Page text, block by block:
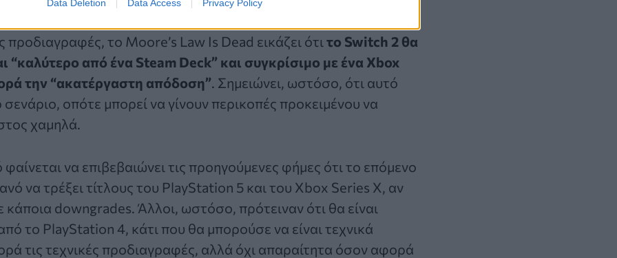
Data Deletion Data Access Privacy Policy
προδιαγραφές, το Moore’s Law Is Dead εικάζει ότι το Switch 2 θα
“καλύτερο από ένα Steam Deck” και συγκρίσιμο με ένα Xbox
την “ακατέργαστη απόδοση” . Σημειώνει, ωστόσο, ότι αυτό
σενάριο, οπότε μπορεί να γίνουν περικοπές προκειμένου να
χαμηλά.
να επιβεβαιώνει τις προηγούμενες φήμες ότι το επόμενο
να τρέξει τίτλους του PlayStation 5 και του Xbox Series X, αν
κάποια downgrades. Άλλοι, ωστόσο, πρότειναν ότι θα είναι
το PlayStation 4, κάτι που θα μπορούσε να είναι τεχνικά
τις τεχνικές προδιαγραφές, αλλά όχι απαραίτητα όσον αφορά